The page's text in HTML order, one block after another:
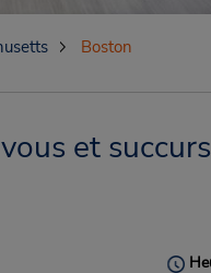
Boston
et